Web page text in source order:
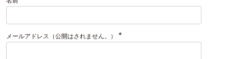
メールアドレス（公開はされません。） *